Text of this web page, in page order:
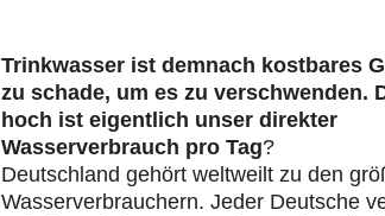
Trinkwasser ist demnach kostbares
zu schade, um es zu verschwenden.
hoch ist eigentlich unser direkter
Wasserverbrauch pro Tag?
Deutschland gehört weltweilt zu den
Wasserverbrauchern. Jeder Deutsche